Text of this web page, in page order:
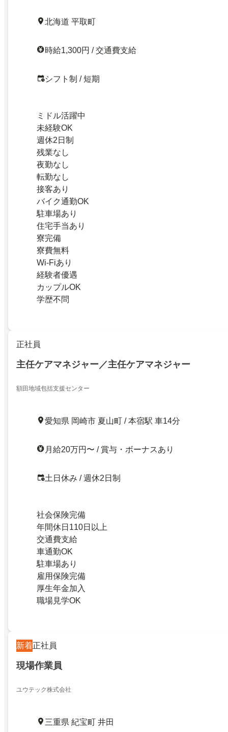
北海道 平取町
時給1,300円 / 交通費支給
シフト制 / 短期
ミドル活躍中
未経験OK
週休2日制
残業なし
夜勤なし
転勤なし
接客あり
バイク通勤OK
駐車場あり
住宅手当あり
寮完備
寮費無料
Wi-Fiあり
経験者優遇
カップルOK
学歴不問
正社員
主任ケアマネジャー／主任ケアマネジャー
額田地域包括支援センター
愛知県 岡崎市 夏山町 / 本宿駅 車14分
月給20万円〜 / 賞与・ボーナスあり
土日休み / 週休2日制
社会保険完備
年間休日110日以上
交通費支給
車通勤OK
駐車場あり
雇用保険完備
厚生年金加入
職場見学OK
新着正社員
現場作業員
ユウテック株式会社
三重県 紀宝町 井田